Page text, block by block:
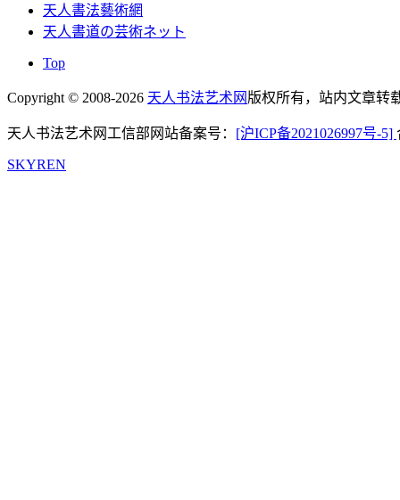
天人書法藝術網
天人書道の芸術ネット
Top
Copyright © 2008-2026 天人书法艺术网 版权所有，站内文章转
天人书法艺术网工信部网站备案号： [沪ICP备2021026997号-5]
SKYREN